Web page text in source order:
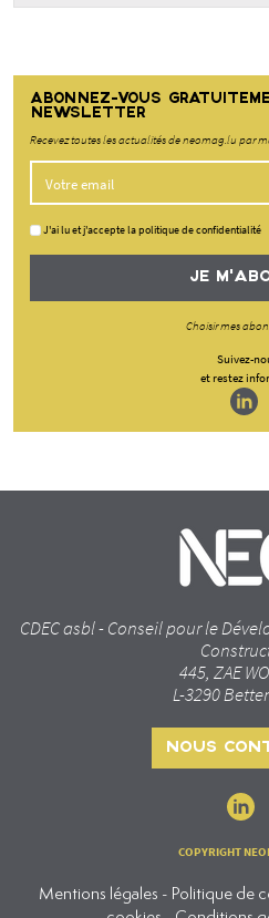
ABONNEZ-VOUS
NEWSLETTER
Recevez toutes les actualités de neomag.lu par
J'ai lu et j'accepte la politique de confidentialité
JE
Choisir mes
Suivez-
et restez
CDEC asbl - Conseil pour le
445, ZAE
L-3290
NOUS
COPYRIGHT
Mentions légales - Politique de